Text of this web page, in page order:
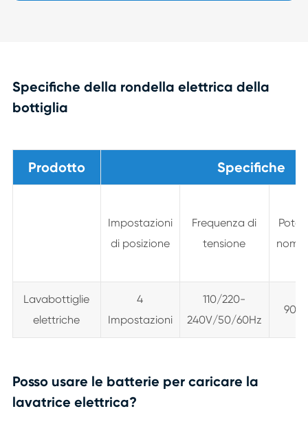
Specifiche della rondella elettrica della
bottiglia
Prodotto Specifiche
Impostazioni
di posizione
Frequenza di
tensione
Lavabottiglie
elettriche
4
Impostazioni
110/220-
240V/50/60Hz
Posso usare le batterie per caricare la
lavatrice elettrica?